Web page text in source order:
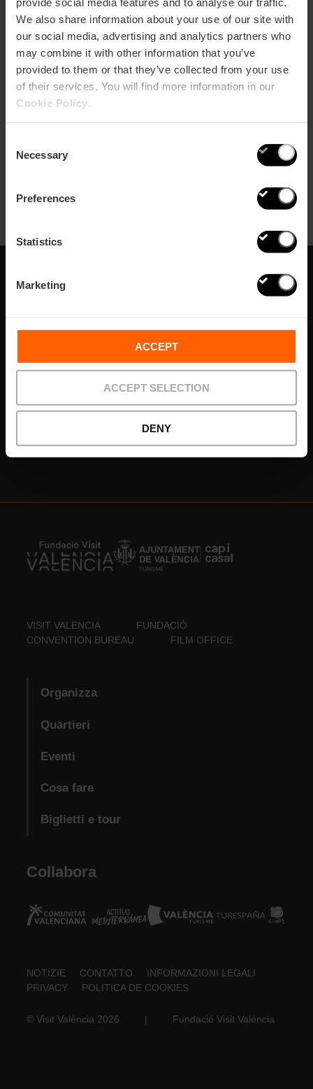
We also share information about your use of our site with
our social media, advertising and analytics partners who
may combine it with other information that you’ve
provided to them or that they’ve collected from your use
of their services. You will find more information in our
Cookie Policy
Selection
Necessary
Preferences
Statistics
Marketing
ACCEPT
ACCEPT SELECTION
DENY
10 piani per vivere al meglio il ponte di
Newsletter!
Non perdere le migliori proposte per scoprire Valencia!
VISIT VALENCIA
FUNDACIÓ
CONVENTION BUREAU
FILM OFFICE
Organizza
Quartieri
Eventi
Cosa fare
Biglietti e tour
Collabora
Footer
NOTIZIE CONTATTO
INFORMAZIONI LEGALI
PRIVACY
POLITICA DE COOKIES
© Visit València 2026 | Fundació Visit València